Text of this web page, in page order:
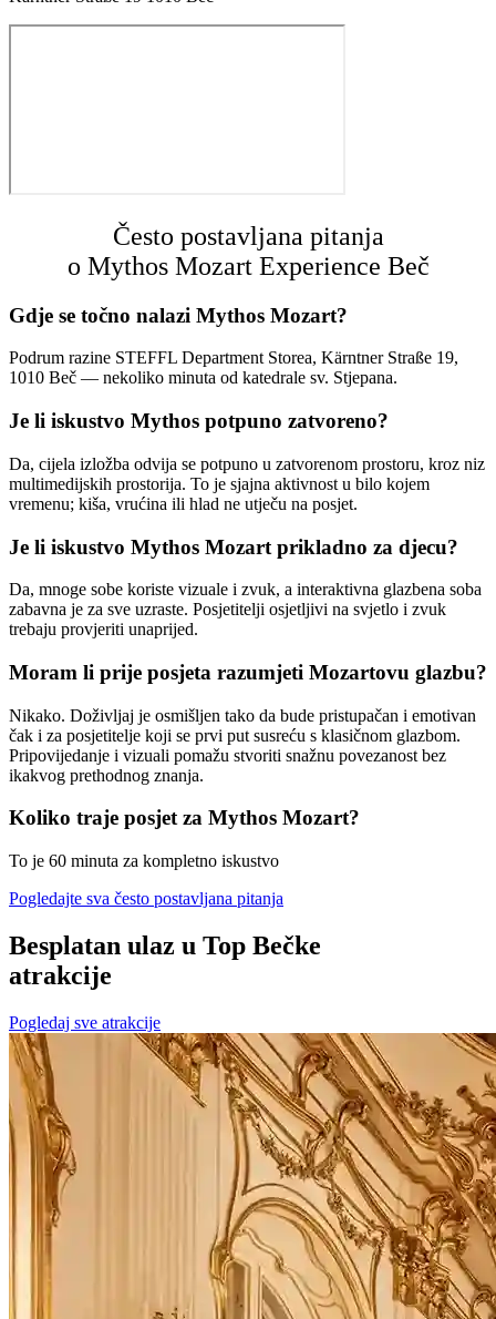
Često postavljana pitanja
o Mythos Mozart Experience Beč
Gdje se točno nalazi Mythos Mozart?
Podrum razine STEFFL Department Storea, Kärntner Straße 19,
1010 Beč — nekoliko minuta od katedrale sv. Stjepana.
Je li iskustvo Mythos potpuno zatvoreno?
Da, cijela izložba odvija se potpuno u zatvorenom prostoru, kroz niz
multimedijskih prostorija. To je sjajna aktivnost u bilo kojem
vremenu; kiša, vrućina ili hlad ne utječu na posjet.
Je li iskustvo Mythos Mozart prikladno za djecu?
Da, mnoge sobe koriste vizuale i zvuk, a interaktivna glazbena soba
zabavna je za sve uzraste. Posjetitelji osjetljivi na svjetlo i zvuk
trebaju provjeriti unaprijed.
Moram li prije posjeta razumjeti Mozartovu glazbu?
Nikako. Doživljaj je osmišljen tako da bude pristupačan i emotivan
čak i za posjetitelje koji se prvi put susreću s klasičnom glazbom.
Pripovijedanje i vizuali pomažu stvoriti snažnu povezanost bez
ikakvog prethodnog znanja.
Koliko traje posjet za Mythos Mozart?
To je 60 minuta za kompletno iskustvo
Pogledajte sva često postavljana pitanja
Besplatan ulaz u Top Bečke
atrakcije
Pogledaj sve atrakcije